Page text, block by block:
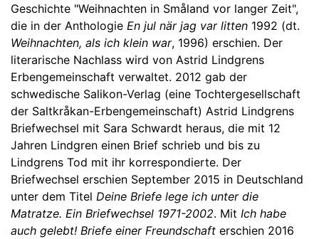
Geschichte "Weihnachten in Småland vor langer Zeit",
die in der Anthologie En jul när jag var litten 1992 (dt.
Weihnachten, als ich klein war, 1996) erschien. Der
literarische Nachlass wird von Astrid Lindgrens
Erbengemeinschaft verwaltet. 2012 gab der
schwedische Salikon-Verlag (eine Tochtergesellschaft
der Saltkråkan-Erbengemeinschaft) Astrid Lindgrens
Briefwechsel mit Sara Schwardt heraus, die mit 12
Jahren Lindgren einen Brief schrieb und bis zu
Lindgrens Tod mit ihr korrespondierte. Der
Briefwechsel erschien September 2015 in Deutschland
unter dem Titel Deine Briefe lege ich unter die
Matratze. Ein Briefwechsel 1971-2002. Mit Ich habe
auch gelebt! Briefe einer Freundschaft erschien 2016